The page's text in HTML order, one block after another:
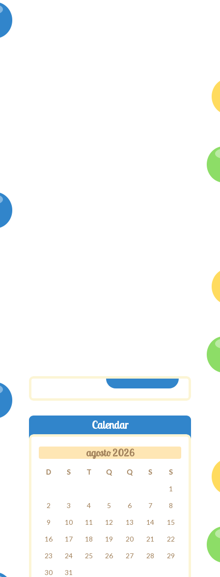
ASSINE AQUI
Calendar
agosto 2026
D S T Q Q S
S
1
2
3 4 5 6 7
8
9
10 11 12 13 14
15
16
17 18 19 20 21
22
23
24 25 26 27 28
29
30
31